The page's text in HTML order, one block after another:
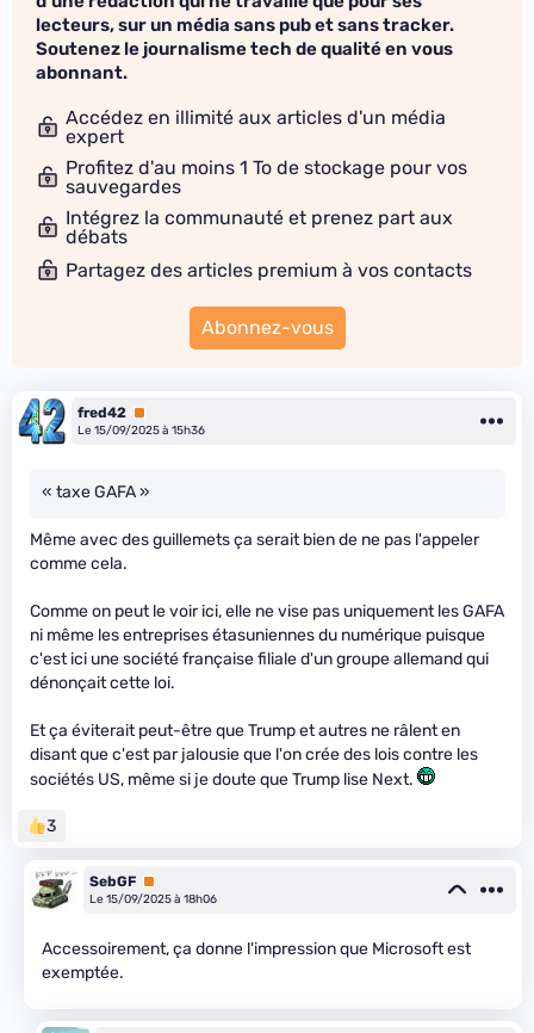
lecteurs, sur un média sans pub et sans tracker.
Soutenez le journalisme tech de qualité en vous
abonnant.
Accédez en illimité aux articles d'un média
expert
Profitez d'au moins 1 To de stockage pour vos
sauvegardes
Intégrez la communauté et prenez part aux
débats
Partagez des articles premium à vos contacts
Abonnez-vous
fred42 Premium
Le 15/09/2025 à 15h36
« taxe GAFA »
Même avec des guillemets ça serait bien de ne pas l'appeler
comme cela.
Comme on peut le voir ici, elle ne vise pas uniquement les GAFA
ni même les entreprises étasuniennes du numérique puisque
c'est ici une société française filiale d'un groupe allemand qui
dénonçait cette loi.
Et ça éviterait peut-être que Trump et autres ne râlent en
disant que c'est par jalousie que l'on crée des lois contre les
sociétés US, même si je doute que Trump lise Next.
3
SebGF Premium
Le 15/09/2025 à 18h06
Accessoirement, ça donne l'impression que Microsoft est
exemptée.